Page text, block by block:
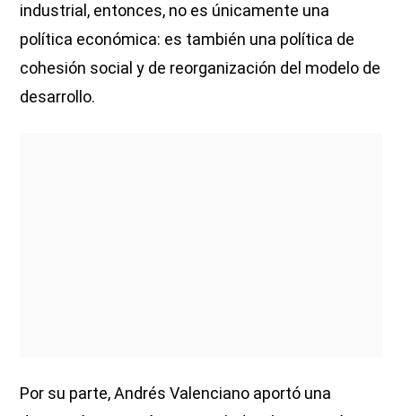
industrial, entonces, no es únicamente una
política económica: es también una política de
cohesión social y de reorganización del modelo de
desarrollo.
Por su parte, Andrés Valenciano aportó una